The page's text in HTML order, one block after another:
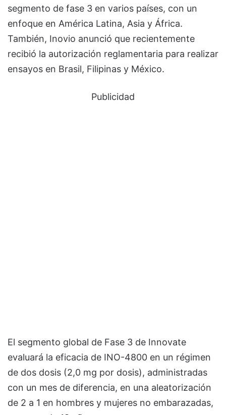
segmento de fase 3 en varios países, con un
enfoque en América Latina, Asia y África.
También, Inovio anunció que recientemente
recibió la autorización reglamentaria para realizar
ensayos en Brasil, Filipinas y México.
Publicidad
El segmento global de Fase 3 de Innovate
evaluará la eficacia de INO-4800 en un régimen
de dos dosis (2,0 mg por dosis), administradas
con un mes de diferencia, en una aleatorización
de 2 a 1 en hombres y mujeres no embarazadas,